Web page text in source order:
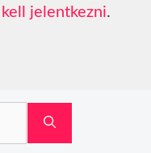
kell jelentkezni.